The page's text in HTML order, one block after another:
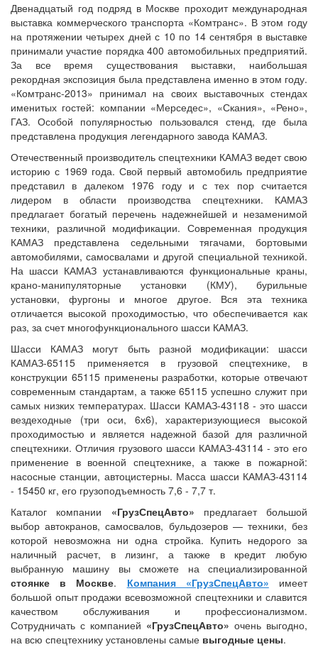
Двенадцатый год подряд в Москве проходит международная
выставка коммерческого транспорта «Комтранс». В этом году
на протяжении четырех дней с 10 по 14 сентября в выставке
принимали участие порядка 400 автомобильных предприятий.
За все время существования выставки, наибольшая
рекордная экспозиция была представлена именно в этом году.
«Комтранс-2013» принимал на своих выставочных стендах
именитых гостей: компании «Мерседес», «Скания», «Рено»,
ГАЗ. Особой популярностью пользовался стенд, где была
представлена продукция легендарного завода КАМАЗ.
Отечественный производитель спецтехники КАМАЗ ведет свою
историю с 1969 года. Свой первый автомобиль предприятие
представил в далеком 1976 году и с тех пор считается
лидером в области производства спецтехники. КАМАЗ
предлагает богатый перечень надежнейшей и незаменимой
техники, различной модификации. Современная продукция
КАМАЗ представлена седельными тягачами, бортовыми
автомобилями, самосвалами и другой специальной техникой.
На шасси КАМАЗ устанавливаются функциональные краны,
крано-манипуляторные установки (КМУ), бурильные
установки, фургоны и многое другое. Вся эта техника
отличается высокой проходимостью, что обеспечивается как
раз, за счет многофункционального шасси КАМАЗ.
Шасси КАМАЗ могут быть разной модификации: шасси
КАМАЗ-65115 применяется в грузовой спецтехнике, в
конструкции 65115 применены разработки, которые отвечают
современным стандартам, а также 65115 успешно служит при
самых низких температурах. Шасси КАМАЗ-43118 - это шасси
вездеходные (три оси, 6х6), характеризующиеся высокой
проходимостью и является надежной базой для различной
спецтехники. Отличия грузового шасси КАМАЗ-43114 - это его
применение в военной спецтехнике, а также в пожарной:
насосные станции, автоцистерны. Масса шасси КАМАЗ-43114
- 15450 кг, его грузоподъемность 7,6 - 7,7 т.
Каталог компании «ГрузСпецАвто» предлагает большой
выбор автокранов, самосвалов, бульдозеров — техники, без
которой невозможна ни одна стройка. Купить недорого за
наличный расчет, в лизинг, а также в кредит любую
выбранную машину вы сможете на специализированной
стоянке в Москве. Компания «ГрузСпецАвто» имеет
большой опыт продажи всевозможной спецтехники и славится
качеством обслуживания и профессионализмом.
Сотрудничать с компанией «ГрузСпецАвто» очень выгодно,
на всю спецтехнику установлены самые выгодные цены.